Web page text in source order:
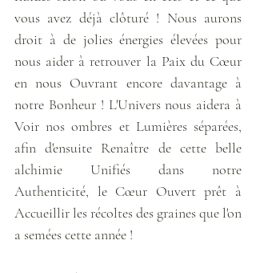
vous avez déjà clôturé ! Nous aurons
droit à de jolies énergies élevées pour
nous aider à retrouver la Paix du Cœur
en nous Ouvrant encore davantage à
notre Bonheur ! L'Univers nous aidera à
Voir nos ombres et Lumières séparées,
afin d'ensuite Renaître de cette belle
alchimie Unifiés dans notre
Authenticité, le Cœur Ouvert prêt à
Accueillir les récoltes des graines que l'on
a semées cette année !